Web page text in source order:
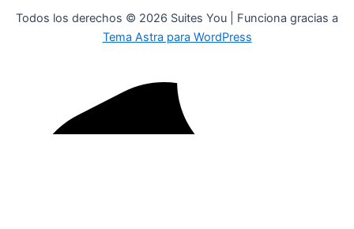
Todos los derechos © 2026 Suites You | Funciona gracias a
Tema Astra para WordPress